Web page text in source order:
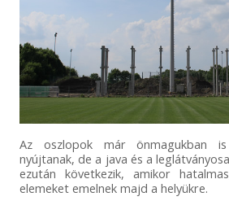
Az oszlopok már önmagukban
nyújtanak, de a java és a
ezután következik, amikor
elemeket emelnek majd a helyükre.